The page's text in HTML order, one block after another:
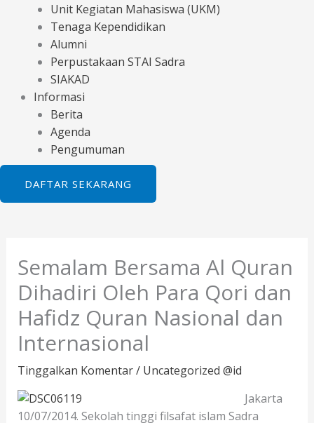
Unit Kegiatan Mahasiswa (UKM)
Tenaga Kependidikan
Alumni
Perpustakaan STAI Sadra
SIAKAD
Informasi
Berita
Agenda
Pengumuman
DAFTAR SEKARANG
Semalam Bersama Al Quran
Dihadiri Oleh Para Qori dan
Hafidz Quran Nasional dan
Internasional
Tinggalkan Komentar/ Uncategorized @id
Jakarta
10/07/2014. Sekolah tinggi filsafat islam Sadra